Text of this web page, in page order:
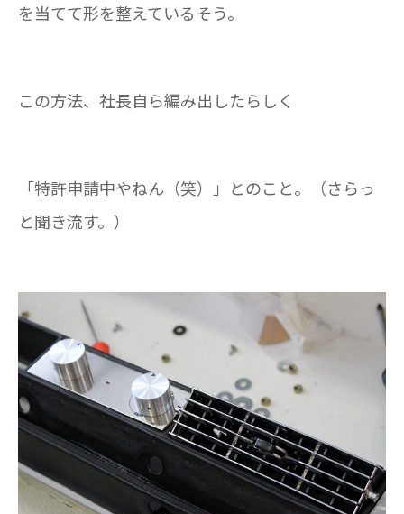
を当てて形を整えているそう。
この方法、社長自ら編み出したらしく
「特許申請中やねん（笑）」とのこと。（さらっ
と聞き流す。）